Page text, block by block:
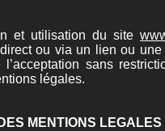
et utilisation du site
ou via un lien ou une
l’acceptation sans
légales.
MENTIONS LEGALES